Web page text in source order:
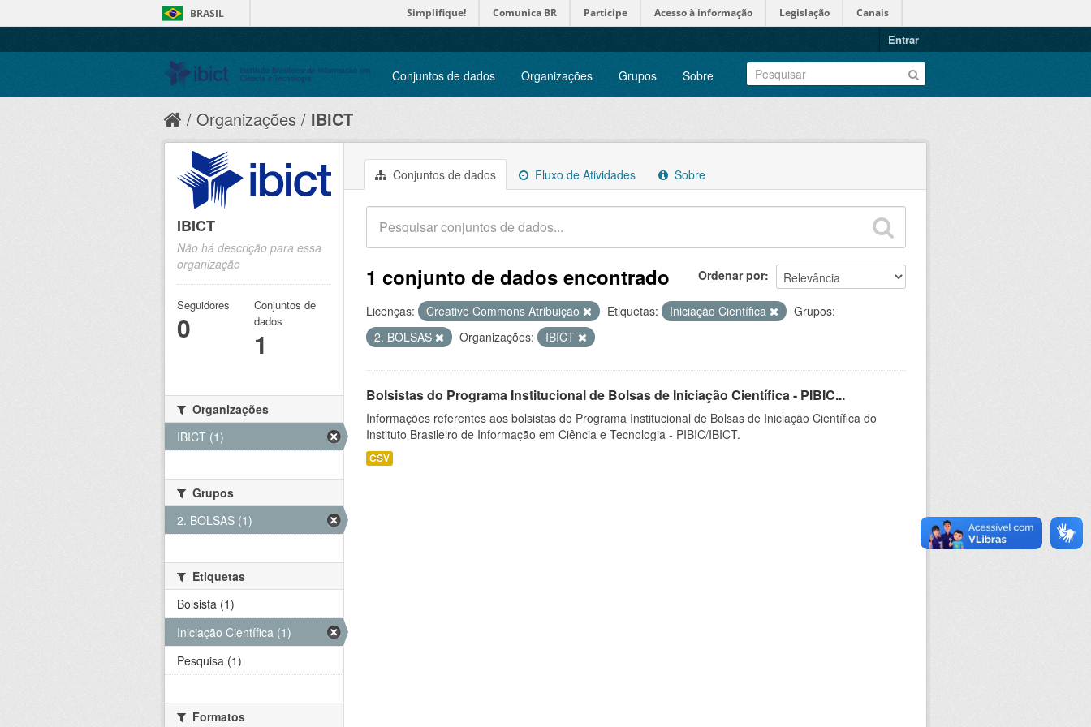
BRASIL Simplifique! Comunica BR Participe Acesso à informação Legislação Canais
Entrar
Conjuntos de dados Organizações Grupos Sobre
Organizações IBICT
Conjuntos de dados Fluxo de Atividades Sobre
Ordenar por
1 conjunto de dados encontrado
Licenças: Creative Commons Atribuição Etiquetas: Iniciação Científica
Grupos:
2. BOLSAS
Organizações: IBICT
Bolsistas do Programa Institucional de Bolsas de Iniciação Científica - PIBIC...
Informações referentes aos bolsistas do Programa Institucional de Bolsas de Iniciação Científica do
Instituto Brasileiro de Informação em Ciência e Tecnologia - PIBIC/IBICT.
CSV
IBICT
Não há descrição para essa
organização
Seguidores
0
Conjuntos de
dados
1
Organizações
IBICT (1)
Grupos
2. BOLSAS (1)
Etiquetas
Bolsista (1)
Iniciação Científica (1)
Pesquisa (1)
Formatos